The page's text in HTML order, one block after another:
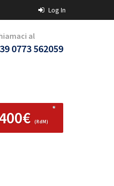
Log In
al
0773 562059
(RdM)